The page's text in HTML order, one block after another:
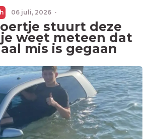
06 juli, 2026 ·
stuurt deze
je weet meteen dat
mis is gegaan